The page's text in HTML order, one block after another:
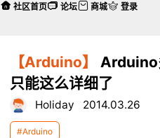
【Arduino】
Arduino
只能这么详细了
Holiday 2014.03.26
#Arduino
社区首页 论坛 商城 登录